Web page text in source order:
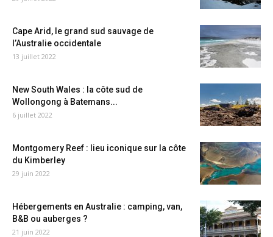
Cape Arid, le grand sud sauvage de
l’Australie occidentale
13 juillet 2022
New South Wales : la côte sud de
Wollongong à Batemans...
6 juillet 2022
Montgomery Reef : lieu iconique sur la côte
du Kimberley
29 juin 2022
Hébergements en Australie : camping, van,
B&B ou auberges ?
21 juin 2022